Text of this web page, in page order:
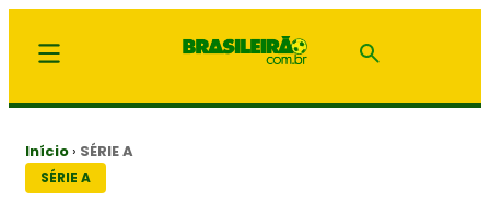
Início › SÉRIE A
SÉRIE A